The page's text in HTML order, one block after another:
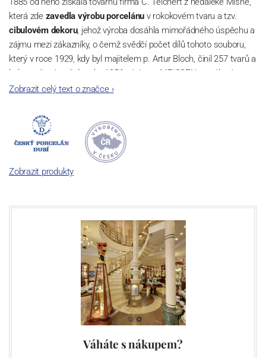
která zde zavedla výrobu porcelánu v rokokovém tvaru a tzv.
cibulovém dekoru, jehož výroba dosáhla mimořádného úspěchu a
zájmu mezi zákazníky, o čemž svědčí počet dílů tohoto souboru,
který v roce 1929, kdy byl majitelem p. Artur Bloch, činil 257 tvarů a
byl označován až do roku 1956 nápisem MEISSEN v oválovém
rámečku.
počet jeho dílů v cibulovém provedení je 850 tvarů. Tyto výrobky
jsou garantovány Asociací sklářského a keramického průmyslu
České republiky jako „Český výrobek
Zobrazit celý text o značce›
Zobrazit produkty
Váháte s nákupem?